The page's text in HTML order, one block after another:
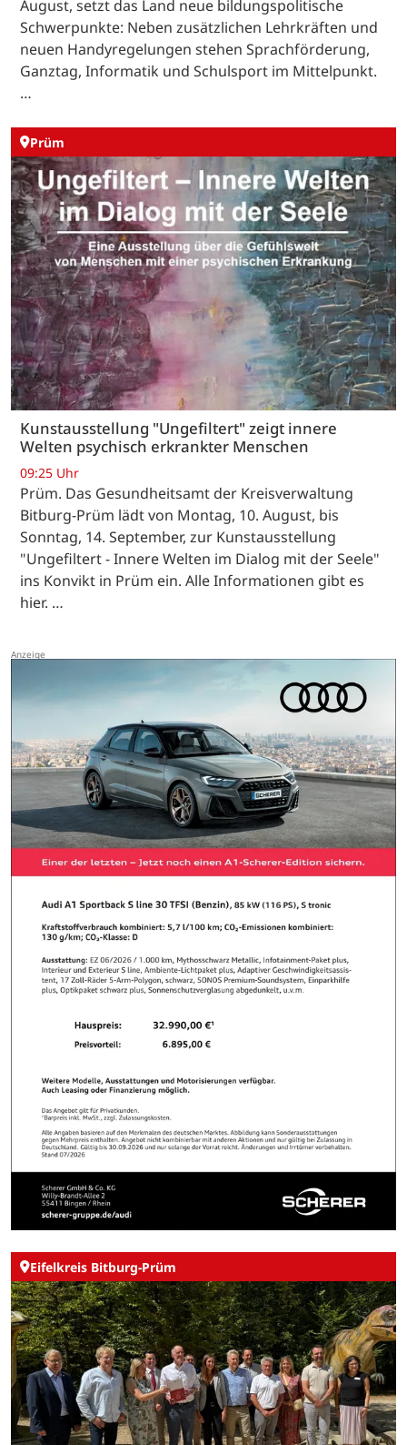
August, setzt das Land neue bildungspolitische
Schwerpunkte: Neben zusätzlichen Lehrkräften und
neuen Handyregelungen stehen Sprachförderung,
Ganztag, Informatik und Schulsport im Mittelpunkt.
…
Prüm
Kunstausstellung "Ungefiltert" zeigt innere
Welten psychisch erkrankter Menschen
09:25 Uhr
Prüm. Das Gesundheitsamt der Kreisverwaltung
Bitburg-Prüm lädt von Montag, 10. August, bis
Sonntag, 14. September, zur Kunstausstellung
"Ungefiltert - Innere Welten im Dialog mit der Seele"
ins Konvikt in Prüm ein. Alle Informationen gibt es
hier. …
Eifelkreis Bitburg-Prüm